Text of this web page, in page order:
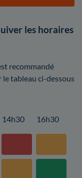
les horaires
recommandé
tableau ci-dessous
14h30 16h30